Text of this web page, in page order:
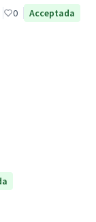
0 Acceptada